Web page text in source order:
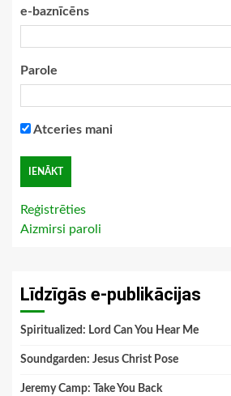
e-baznīcēns
Parole
Atceries mani
Reģistrēties
Aizmirsi paroli
Līdzīgās e-publikācijas
Spiritualized: Lord Can You Hear Me
Soundgarden: Jesus Christ Pose
Jeremy Camp: Take You Back